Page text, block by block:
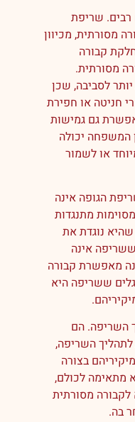
רבים. שריפת
מסורתית, מכיוון
קבורה
מסורתית.
לסביבה, שכן
חניטה או חפירת
גם גמישות
המשפחה יכולה
או לשמור
הגופה אינה
מתנגדות
נוגדת את
אינה
מאפשרת קבורה
ששריפה היא
השריפה. הם
השריפה,
בצורה
מתאימה לכולם,
מסורתית
בה.